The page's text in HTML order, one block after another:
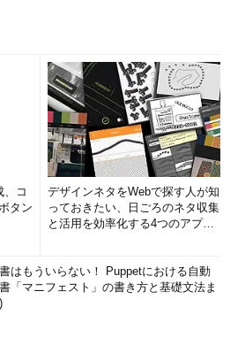
、コ
タン
デザインネタをWebで探す人が知
っておきたい、日ごろのネタ収集
と活用を効率化する4つのアプリ
はもういらない！ Puppetにおける自動
「マニフェスト」の書き方と基礎文法ま